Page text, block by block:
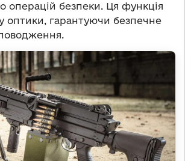
операцій безпеки. Ця функція
оптики, гарантуючи безпечне